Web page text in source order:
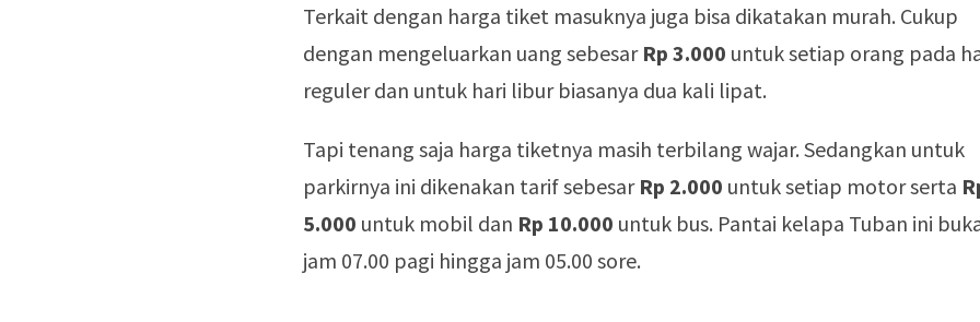
Terkait dengan harga tiket masuknya juga bisa dikatakan murah. Cukup
dengan mengeluarkan uang sebesar Rp 3.000 untuk setiap orang pada
reguler dan untuk hari libur biasanya dua kali lipat.
Tapi tenang saja harga tiketnya masih terbilang wajar. Sedangkan untuk
parkirnya ini dikenakan tarif sebesar Rp 2.000 untuk setiap motor serta
5.000 untuk mobil dan Rp 10.000 untuk bus. Pantai kelapa Tuban ini
jam 07.00 pagi hingga jam 05.00 sore.